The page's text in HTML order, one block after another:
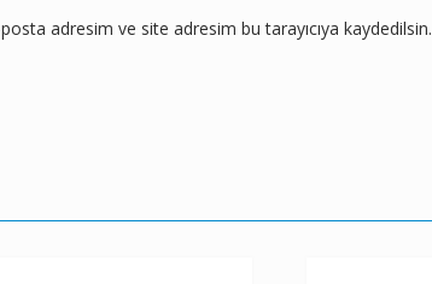
adresim ve site adresim bu tarayıcıya kaydedilsin.